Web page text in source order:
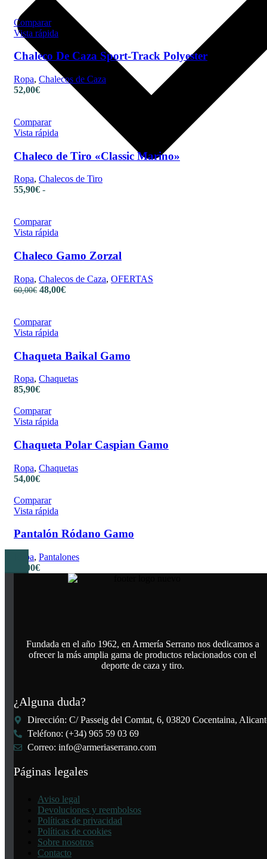
Comparar
Vista rápida
Chaleco De Caza Sport-Track Polyester
Ropa, Chalecos de Caza
52,00€
Comparar
Vista rápida
Chaleco de Tiro «Classic Marino»
Ropa, Chalecos de Tiro
55,90€ -
Comparar
Vista rápida
Chaleco Gamo Zorzal
Ropa, Chalecos de Caza, OFERTAS
60,00€ 48,00€
Comparar
Vista rápida
Chaqueta Baikal Gamo
Ropa, Chaquetas
85,90€
Comparar
Vista rápida
Chaqueta Polar Caspian Gamo
Ropa, Chaquetas
54,00€
Comparar
Vista rápida
Pantalón Ródano Gamo
Ropa, Pantalones
53,00€
Fundada en el año 1962, en Armería Serrano nos dedicamos a
ofrecer la más amplia gama de productos relacionados con el
deporte de caza y tiro.
¿Alguna duda?
Dirección: C/ Passeig del Comtat, 6, 03820 Cocentaina,
Teléfono: (+34) 965 59 03 69
Correo: info@armeriaserrano.com
Páginas legales
Main MenuAviso legal
Devoluciones y reembolsos
Políticas de privacidad
Políticas de cookies
Sobre nosotros
Contacto